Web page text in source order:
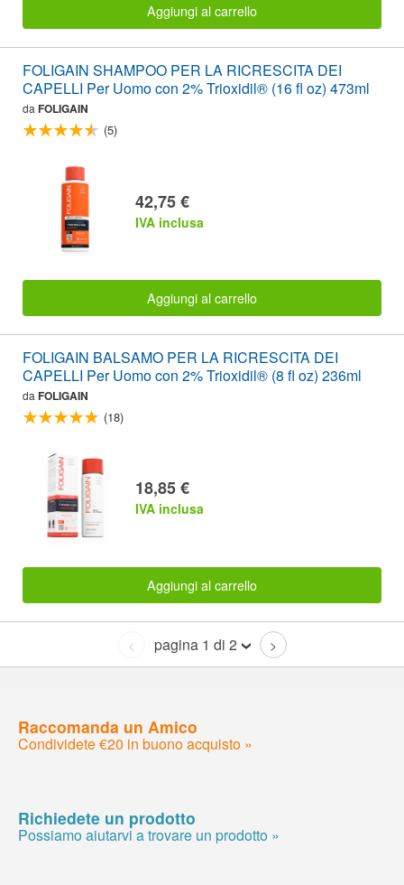
Aggiungi al carrello
FOLIGAIN SHAMPOO PER LA RICRESCITA DEI
CAPELLI Per Uomo con 2% Trioxidil® (16 fl oz) 473ml
da FOLIGAIN
(5)
42,75 €
IVA inclusa
Aggiungi al carrello
FOLIGAIN BALSAMO PER LA RICRESCITA DEI
CAPELLI Per Uomo con 2% Trioxidil® (8 fl oz) 236ml
da FOLIGAIN
(18)
18,85 €
IVA inclusa
Aggiungi al carrello
< pagina 1 di 2 >
Raccomanda un Amico
Condividete €20 in buono acquisto »
Richiedete un prodotto
Possiamo aiutarvi a trovare un prodotto »